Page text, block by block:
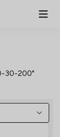
30-200"